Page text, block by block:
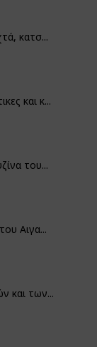
κατσ...
και κ...
του...
Αιγα...
και των...